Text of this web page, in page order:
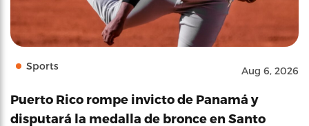
Sports Aug 6, 2026
Puerto Rico rompe invicto de Panamá y
disputará la medalla de bronce en Santo